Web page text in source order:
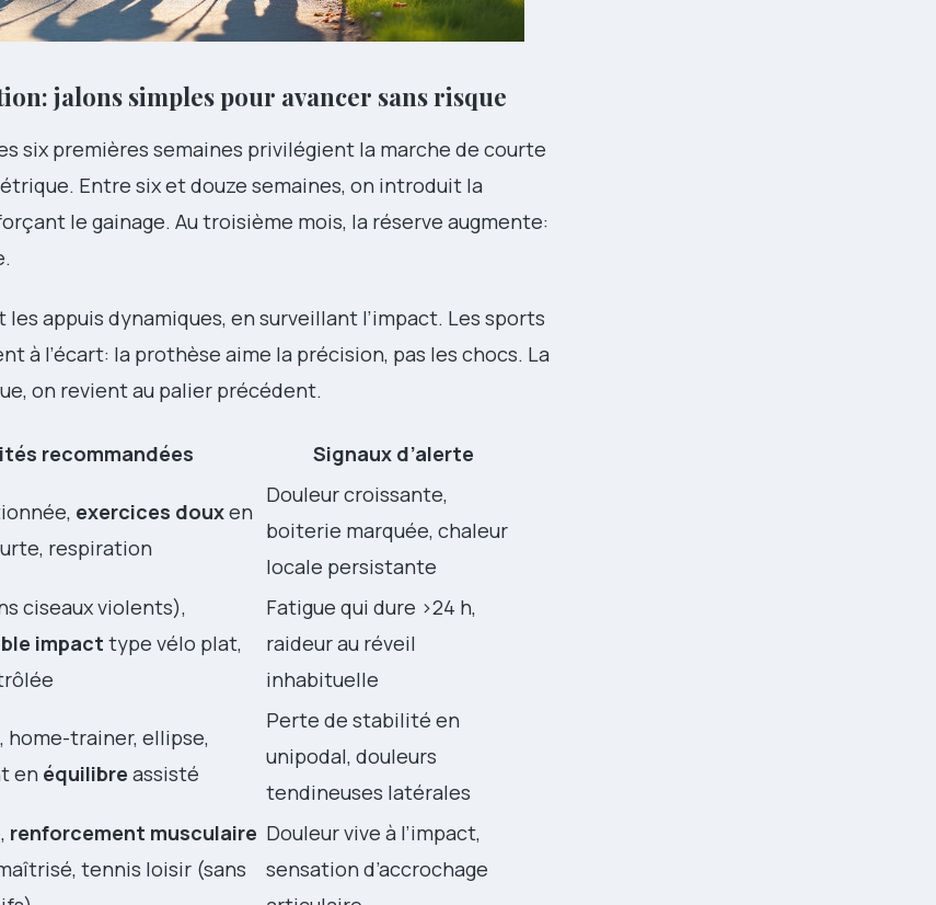
jalons simples pour avancer sans risque
six premières semaines privilégient la marche de courte
Entre six et douze semaines, on introduit la
le gainage. Au troisième mois, la réserve augmente:
les appuis dynamiques, en surveillant l’impact. Les sports
à l’écart: la prothèse aime la précision, pas les chocs. La
on revient au palier précédent.
recommandées Signaux d’alerte
exercices douxen
respiration
Douleur croissante,
boiterie marquée, chaleur
locale persistante
ciseaux violents),
impact type vélo plat,
Fatigue qui dure >24 h,
raideur au réveil
inhabituelle
home-trainer, ellipse,
en équilibre assisté
Perte de stabilité en
unipodal, douleurs
tendineuses latérales
renforcement musculaire
tennis loisir (sans
Douleur vive à l’impact,
sensation d’accrochage